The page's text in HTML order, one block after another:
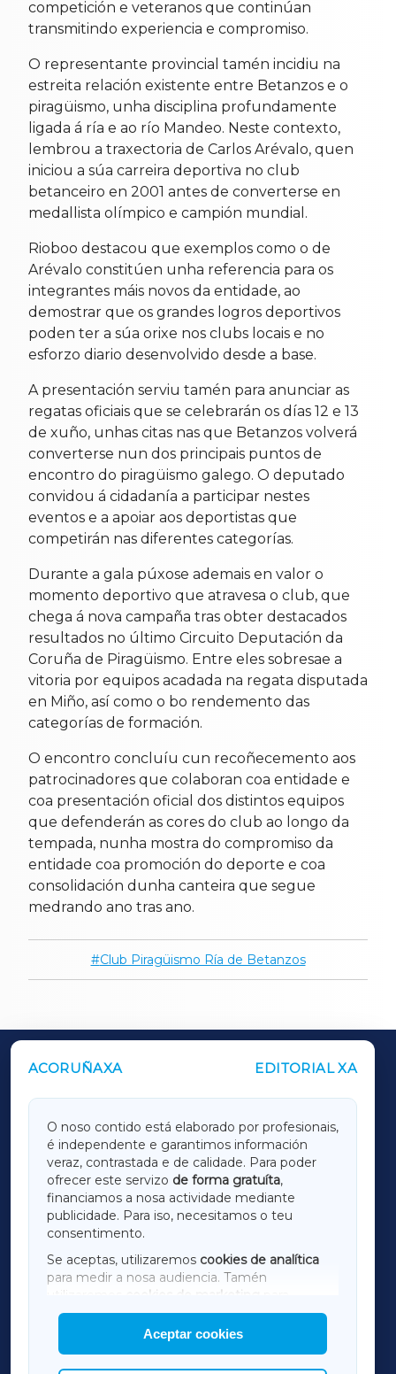
competición e veteranos que continúan
transmitindo experiencia e compromiso.
O representante provincial tamén incidiu na
estreita relación existente entre Betanzos e o
piragüismo, unha disciplina profundamente
ligada á ría e ao río Mandeo. Neste contexto,
lembrou a traxectoria de Carlos Arévalo, quen
iniciou a súa carreira deportiva no club
betanceiro en 2001 antes de converterse en
medallista olímpico e campión mundial.
Rioboo destacou que exemplos como o de
Arévalo constitúen unha referencia para os
integrantes máis novos da entidade, ao
demostrar que os grandes logros deportivos
poden ter a súa orixe nos clubs locais e no
esforzo diario desenvolvido desde a base.
A presentación serviu tamén para anunciar as
regatas oficiais que se celebrarán os días 12 e 13
de xuño, unhas citas nas que Betanzos volverá
converterse nun dos principais puntos de
encontro do piragüismo galego. O deputado
convidou á cidadanía a participar nestes
eventos e a apoiar aos deportistas que
competirán nas diferentes categorías.
Durante a gala púxose ademais en valor o
momento deportivo que atravesa o club, que
chega á nova campaña tras obter destacados
resultados no último Circuito Deputación da
Coruña de Piragüismo. Entre eles sobresae a
vitoria por equipos acadada na regata disputada
en Miño, así como o bo rendemento das
categorías de formación.
O encontro concluíu cun recoñecemento aos
patrocinadores que colaboran coa entidade e
coa presentación oficial dos distintos equipos
que defenderán as cores do club ao longo da
tempada, nunha mostra do compromiso da
entidade coa promoción do deporte e coa
consolidación dunha canteira que segue
medrando ano tras ano.
Club Piragüismo Ría de Betanzos
ACORUÑAXA EDITORIAL XA
O noso contido está elaborado por profesionais,
é independente e garantimos información
veraz, contrastada e de calidade. Para poder
ofrecer este servizo de forma gratuíta,
financiamos a nosa actividade mediante
publicidade. Para iso, necesitamos o teu
consentimento.
Se aceptas, utilizaremos cookies de analítica
para medir a nosa audiencia. Tamén
utilizaremos
cookies de marketing
mostrar publicidade de terceiros.
Así mesmo, podes personalizar a elección das
cookies que desexas permitir.
Aceptar cookies
OUTROS PERIÓDICOS
LUGOXA
TERRACHAXA
AMARIÑAXA
RIBEIRASACRAXA